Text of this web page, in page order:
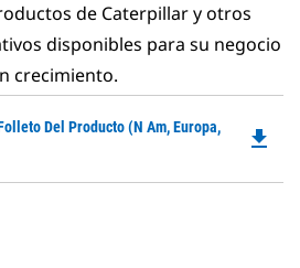
de Caterpillar y otros
disponibles para su negocio
crecimiento.
Del Producto (N Am, Europa,
file_download